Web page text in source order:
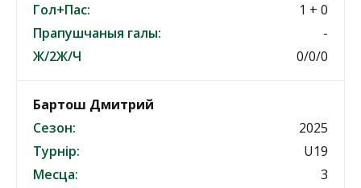
Гол+Пас:
1 + 0
Прапушчаныя галы:
-
Ж/2Ж/Ч
0/0/0
Бартош Дмитрий
Сезон:
2025
Турнір:
U19
Месца:
3